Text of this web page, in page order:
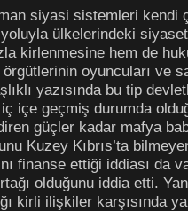
siyasi sistemleri kendi
ülkelerindeki
kirlenmesine hem de
oyuncuları ve
yazısında bu tip
içe geçmiş durumda
güçler kadar mafya
Kuzey Kıbrıs’ta
finanse ettiği iddiası da
olduğunu iddia etti.
kirli ilişkiler karşısında